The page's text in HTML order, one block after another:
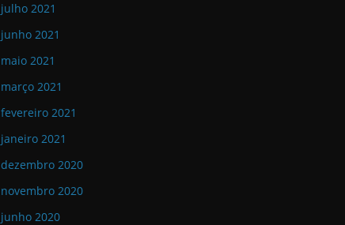
julho 2021
junho 2021
maio 2021
março 2021
fevereiro 2021
janeiro 2021
dezembro 2020
novembro 2020
junho 2020